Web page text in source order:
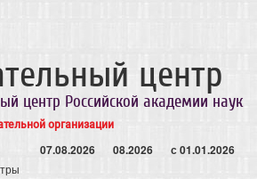
центр
центр Российской академии наук
организации
07.08.2026 08.2026 с 01.01.2026